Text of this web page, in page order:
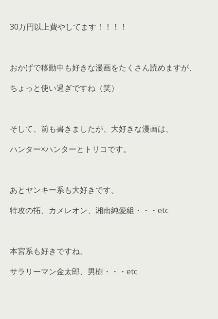
30万円以上費やしてます！！！！
おかげで移動中も好きな漫画をたくさん読めますが、
ちょっと使い過ぎですね（笑）
そして、前も書きましたが、大好きな漫画は、
ハンター×ハンターとトリコです。
あとヤンキー系も大好きです。
特攻の拓、カメレオン、湘南純愛組・・・etc
本宮系も好きですね。
サラリーマン金太郎、男樹・・・etc